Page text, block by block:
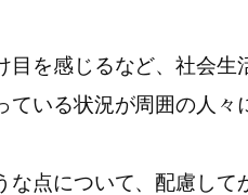
を感じるなど、社会生
いる状況が周囲の人々
点について、配慮して